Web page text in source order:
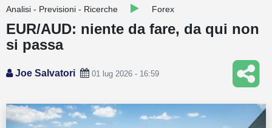
Webinar
Education
Analisi - Previsioni - Ricerche Forex
EUR/AUD: niente da fare, da qui non
si passa
Joe Salvatori 01 lug 2026 - 16:59